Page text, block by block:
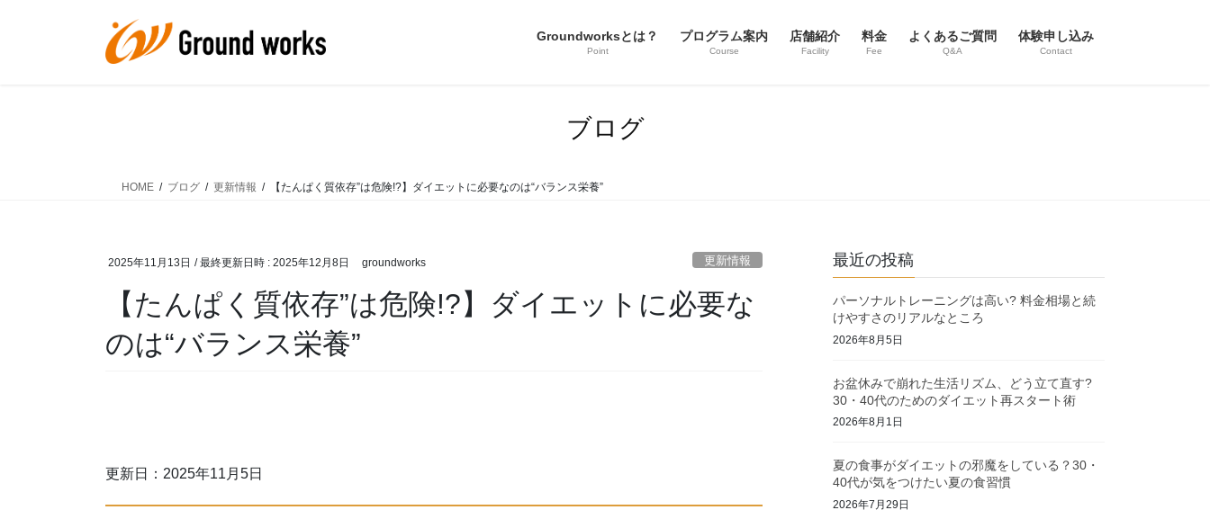
Groundworksとは？
Point
プログラム案内
Course
店舗紹介
Facility
料金
Fee
よくあるご質問
Q&A
体験申し込み
Contact
ブログ
HOME ブログ 更新情報 【たんぱく質依存”は危険!?】ダイエットに必要なのは“バランス栄養”
2025年11月13日 / 最終更新日時 : 2025年12月8日 groundworks 更新情報
【たんぱく質依存”は危険!?】ダイエットに必要な
のは“バランス栄養”
更新日：2025年11月5日
最近の投稿
パーソナルトレーニングは高い? 料金相場と続
けやすさのリアルなところ
2026年8月5日
お盆休みで崩れた生活リズム、どう立て直す?
30・40代のためのダイエット再スタート術
2026年8月1日
夏の食事がダイエットの邪魔をしている？30・
40代が気をつけたい夏の食習慣
2026年7月29日